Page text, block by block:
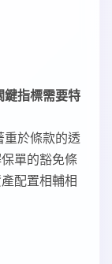
指標需要特
於條款的透
單的豁免條
配置相輔相